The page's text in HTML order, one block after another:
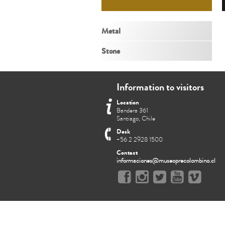
Metal
Stone
Information to visitors
Location
Bandera 361
Santiago, Chile
Desk
+56 2 2928 1500
Contact
informaciones@museoprecolombino.cl